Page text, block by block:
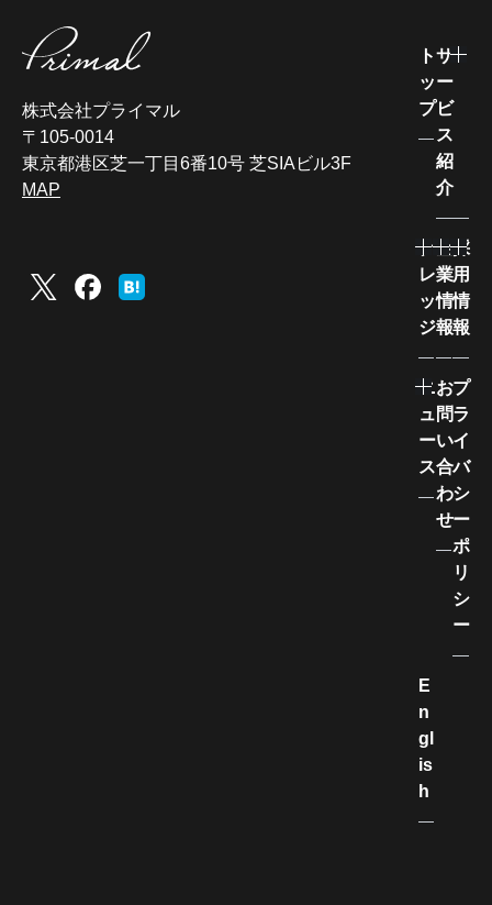
株式会社プライマル
〒105-0014
東京都港区芝一丁目6番10号 芝SIAビル3F
MAP
ト
ッ
プ
サ
ー
ビ
ス
紹
介
ナ
レ
ッ
ジ
企
業
情
報
採
用
情
報
ニ
ュ
ー
ス
お
問
い
合
わ
せ
プ
ラ
イ
バ
シ
ー
ポ
リ
シ
ー
E
n
gl
is
h